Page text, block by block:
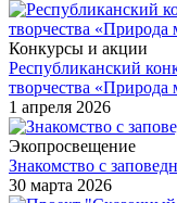
Конкурсы и акции
Республиканский
творчества «Природа
1 апреля 2026
Экопросвещение
Знакомство с
30 марта 2026